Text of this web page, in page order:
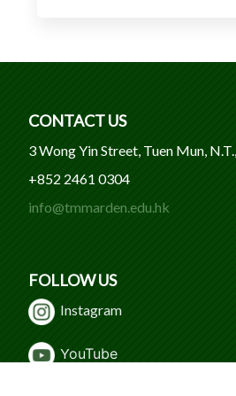
CONTACT US
3 Wong Yin Street, Tuen Mun,
+852 2461 0304
info@tmmarden.edu.hk
FOLLOW US
Instagram
YouTube